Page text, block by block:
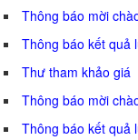
Thông báo mời
Thông báo kết quả
Thư tham khảo giá
Thông báo mời
Thông báo kết quả